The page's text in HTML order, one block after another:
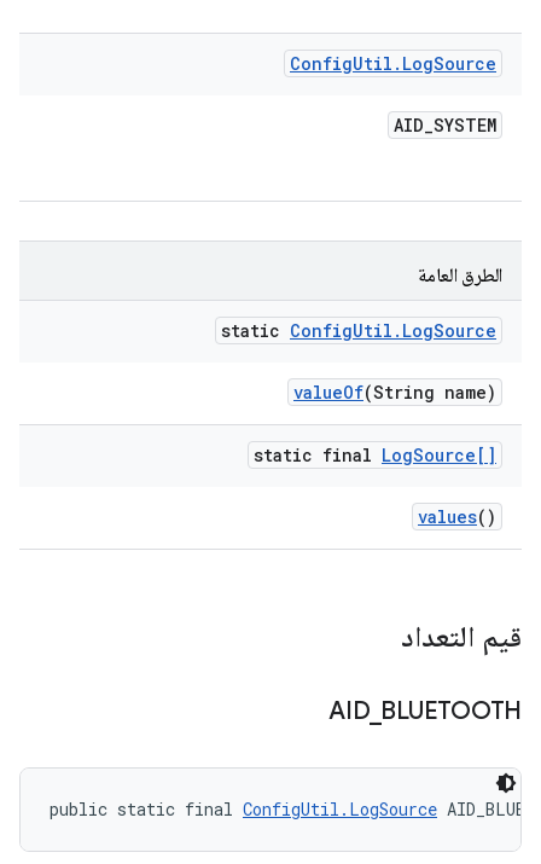
ConfigUtil . LogSource
AID_SYSTEM
الطرق العامة
static ConfigUtil . LogSource
valueOf(String name)
static final LogSource[]
values()
قيم التعداد
AID_ BLUETOOTH
public static final ConfigUtil.LogSource